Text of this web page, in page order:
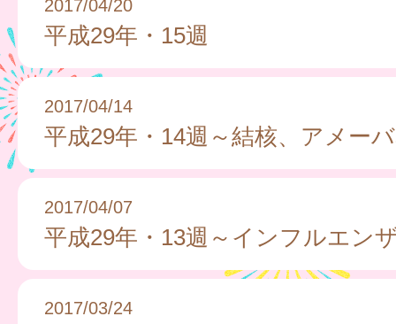
2017/04/20
平成29年・15週
2017/04/14
平成29年・14週～結核、アメー
2017/04/07
平成29年・13週～インフルエン
2017/03/24